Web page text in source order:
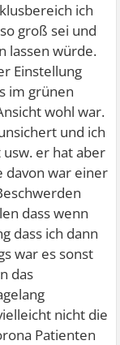
ich
groß sei und
lassen würde.
Einstellung
im grünen
wohl war.
und ich
er hat aber
davon war einer
dass wenn
dass ich dann
war es sonst
das
nicht die
Patienten